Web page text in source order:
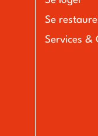
Se
Services &